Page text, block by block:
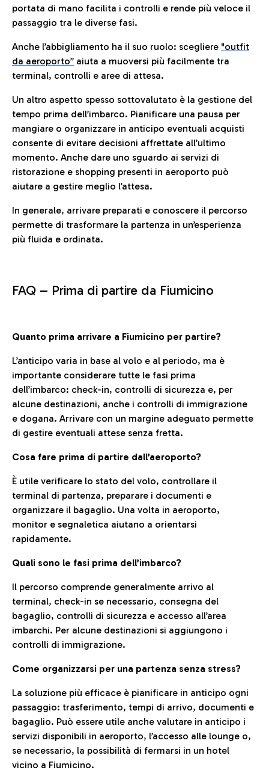
portata di mano facilita i controlli e rende più veloce il
passaggio tra le diverse fasi.
Anche l’abbigliamento ha il suo ruolo: scegliere "outfit
da aeroporto” aiuta a muoversi più facilmente tra
terminal, controlli e aree di attesa.
Un altro aspetto spesso sottovalutato è la gestione del
tempo prima dell’imbarco. Pianificare una pausa per
mangiare o organizzare in anticipo eventuali acquisti
consente di evitare decisioni affrettate all’ultimo
momento. Anche dare uno sguardo ai servizi di
ristorazione e shopping presenti in aeroporto può
aiutare a gestire meglio l’attesa.
In generale, arrivare preparati e conoscere il percorso
permette di trasformare la partenza in un’esperienza
più fluida e ordinata.
FAQ – Prima di partire da Fiumicino
Quanto prima arrivare a Fiumicino per partire?
L’anticipo varia in base al volo e al periodo, ma è
importante considerare tutte le fasi prima
dell’imbarco: check-in, controlli di sicurezza e, per
alcune destinazioni, anche i controlli di immigrazione
e dogana. Arrivare con un margine adeguato permette
di gestire eventuali attese senza fretta.
Cosa fare prima di partire dall’aeroporto?
È utile verificare lo stato del volo, controllare il
terminal di partenza, preparare i documenti e
organizzare il bagaglio. Una volta in aeroporto,
monitor e segnaletica aiutano a orientarsi
rapidamente.
Quali sono le fasi prima dell’imbarco?
Il percorso comprende generalmente arrivo al
terminal, check-in se necessario, consegna del
bagaglio, controlli di sicurezza e accesso all’area
imbarchi. Per alcune destinazioni si aggiungono i
controlli di immigrazione.
Come organizzarsi per una partenza senza stress?
La soluzione più efficace è pianificare in anticipo ogni
passaggio: trasferimento, tempi di arrivo, documenti e
bagaglio. Può essere utile anche valutare in anticipo i
servizi disponibili in aeroporto, l’accesso alle lounge o,
se necessario, la possibilità di fermarsi in un hotel
vicino a Fiumicino.